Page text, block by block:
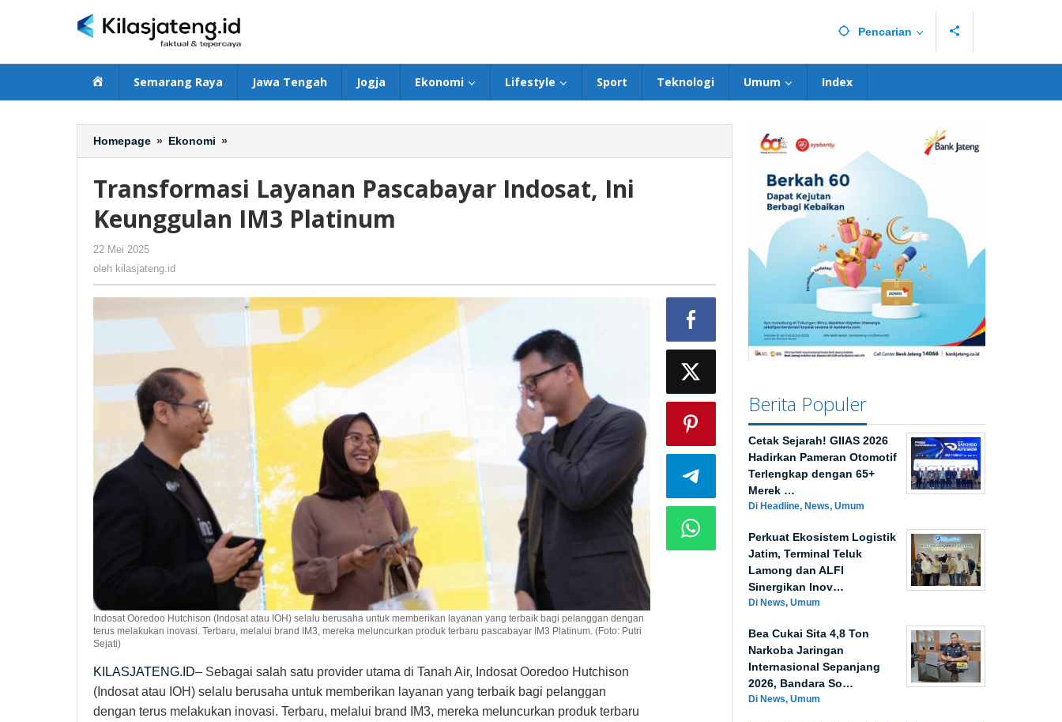
Pencarian
BerandaSemarang Raya Jawa Tengah Jogja Ekonomi Lifestyle Sport Teknologi Umum Index
Homepage » Ekonomi »
Layanan
Indosat,
Keunggulan
Transformasi Layanan Pascabayar Indosat, Ini
Keunggulan IM3 Platinum
22 Mei 2025
kilasjateng.id
oleh kilasjateng.id
Indosat Ooredoo Hutchison (Indosat atau IOH) selalu berusaha untuk memberikan layanan yang terbaik bagi pelanggan dengan
terus melakukan inovasi. Terbaru, melalui brand IM3, mereka meluncurkan produk terbaru pascabayar IM3 Platinum. (Foto: Putri
Sejati)
KILASJATENG.ID– Sebagai salah satu provider utama di Tanah Air, Indosat Ooredoo Hutchison
(Indosat atau IOH) selalu berusaha untuk memberikan layanan yang terbaik bagi pelanggan
dengan terus melakukan inovasi. Terbaru, melalui brand IM3, mereka meluncurkan produk terbaru
Berita Populer
Cetak Sejarah! GIIAS 2026
Hadirkan Pameran Otomotif
Terlengkap dengan 65+
Merek …
Di Headline, News, Umum
Perkuat Ekosistem Logistik
Jatim, Terminal Teluk
Lamong dan ALFI
Sinergikan Inov…
Di News, Umum
Bea Cukai Sita 4,8 Ton
Narkoba Jaringan
Internasional Sepanjang
2026, Bandara So…
Di News, Umum